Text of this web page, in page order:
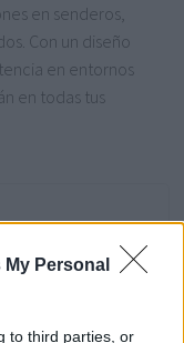
Personal
to third parties, or
en senderos,
Con un diseño
en entornos
en todas tus